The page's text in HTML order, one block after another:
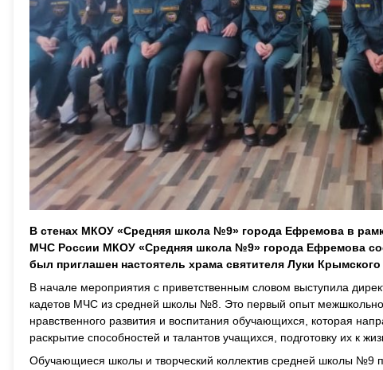
В стенах МКОУ «Средняя школа №9» города Ефремова в
МЧС России МКОУ «Средняя школа №9» города Ефремова
был приглашен настоятель храма святителя Луки
В начале мероприятия с приветственным словом выступила
кадетов МЧС из средней школы №8. Это первый опыт
нравственного развития и воспитания обучающихся, которая
раскрытие способностей и талантов учащихся, подготовку их к
Обучающиеся школы и творческий коллектив средней школы №9